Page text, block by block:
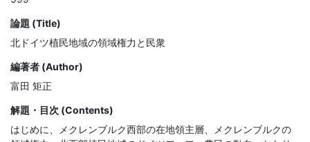
論題 (Title)
北ドイツ植民地域の領域権力と民衆
編著者 (Author)
富田 矩正
解題・目次 (Contents)
はじめに、メクレンブルク西部の在地領主層、メクレンブルクの